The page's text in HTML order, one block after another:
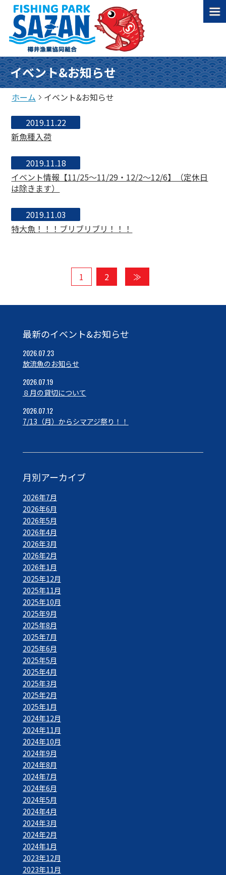
イベント&お知らせ
ホーム イベント&お知らせ
2019.11.22
新魚種入荷
2019.11.18
イベント情報【11/25～11/29・12/2～12/6】（定休日
は除きます）
2019.11.03
特大魚！！！ブリブリブリ！！！
1 2 ≫
最新のイベント&お知らせ
2026.07.23
放流魚のお知らせ
2026.07.19
８月の貸切について
2026.07.12
7/13（月）からシマアジ祭り！！
月別アーカイブ
2026年7月
2026年6月
2026年5月
2026年4月
2026年3月
2026年2月
2026年1月
2025年12月
2025年11月
2025年10月
2025年9月
2025年8月
2025年7月
2025年6月
2025年5月
2025年4月
2025年3月
2025年2月
2025年1月
2024年12月
2024年11月
2024年10月
2024年9月
2024年8月
2024年7月
2024年6月
2024年5月
2024年4月
2024年3月
2024年2月
2024年1月
2023年12月
2023年11月